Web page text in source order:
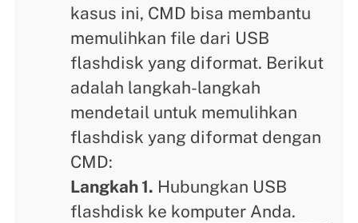
kasus ini, CMD bisa membantu
memulihkan file dari USB
flashdisk yang diformat. Berikut
adalah langkah-langkah
mendetail untuk memulihkan
flashdisk yang diformat dengan
CMD:
Langkah 1. Hubungkan USB
flashdisk ke komputer Anda.